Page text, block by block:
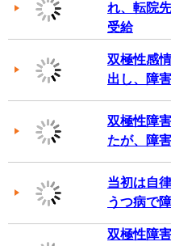
れ、転院
受給
双極性感
出し、障
双極性障
たが、障
当初は自
うつ病で
双極性障